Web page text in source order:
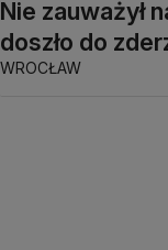
Nie zauważył
doszło do
WROCŁAW